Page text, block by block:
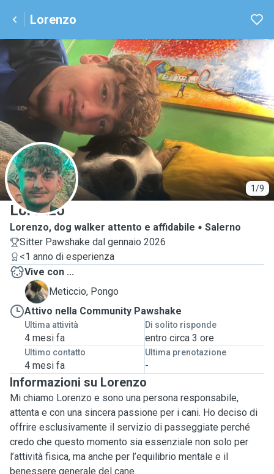
Lorenzo
1/9
L
Lorenzo
Lorenzo, dog walker attento e affidabile
Salerno
Sitter Pawshake dal gennaio 2026
<1 anno di esperienza
Vive con ...
P
Meticcio, Pongo
Attivo nella Community Pawshake
Ultima attività
4 mesi fa
Di solito risponde
entro circa 3 ore
Ultimo contatto
4 mesi fa
Ultima prenotazione
-
Informazioni su Lorenzo
Mi chiamo Lorenzo e sono una persona responsabile,
attenta e con una sincera passione per i cani. Ho deciso di
offrire esclusivamente il servizio di passeggiate perché
credo che questo momento sia essenziale non solo per
l’attività fisica, ma anche per l’equilibrio mentale e il
benessere generale del cane.